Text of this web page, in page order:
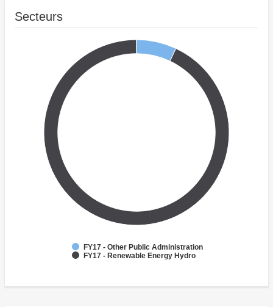
Secteurs
FY17 - Other Public Administration
FY17 - Renewable Energy Hydro